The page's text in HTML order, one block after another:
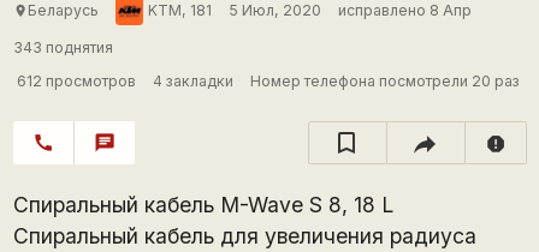
place Беларусь KTM, 181 5 Июл, 2020 исправлено 8 Апр
343 поднятия
612 просмотров
4 закладки Номер телефона посмотрели 20 раз
call chat report
Спиральный кабель M-Wave S 8, 18 L
Спиральный кабель для увеличения радиуса